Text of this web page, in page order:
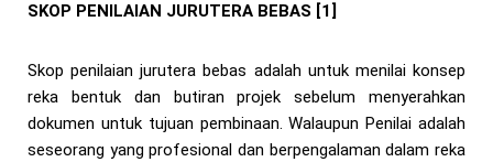
SKOP PENILAIAN JURUTERA BEBAS [1]
Skop penilaian jurutera bebas adalah untuk menilai konsep
reka bentuk dan butiran projek sebelum menyerahkan
dokumen untuk tujuan pembinaan. Walaupun Penilai adalah
seseorang yang profesional dan berpengalaman dalam reka